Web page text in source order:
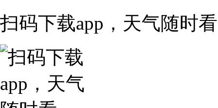
扫码下载app，天气随时看